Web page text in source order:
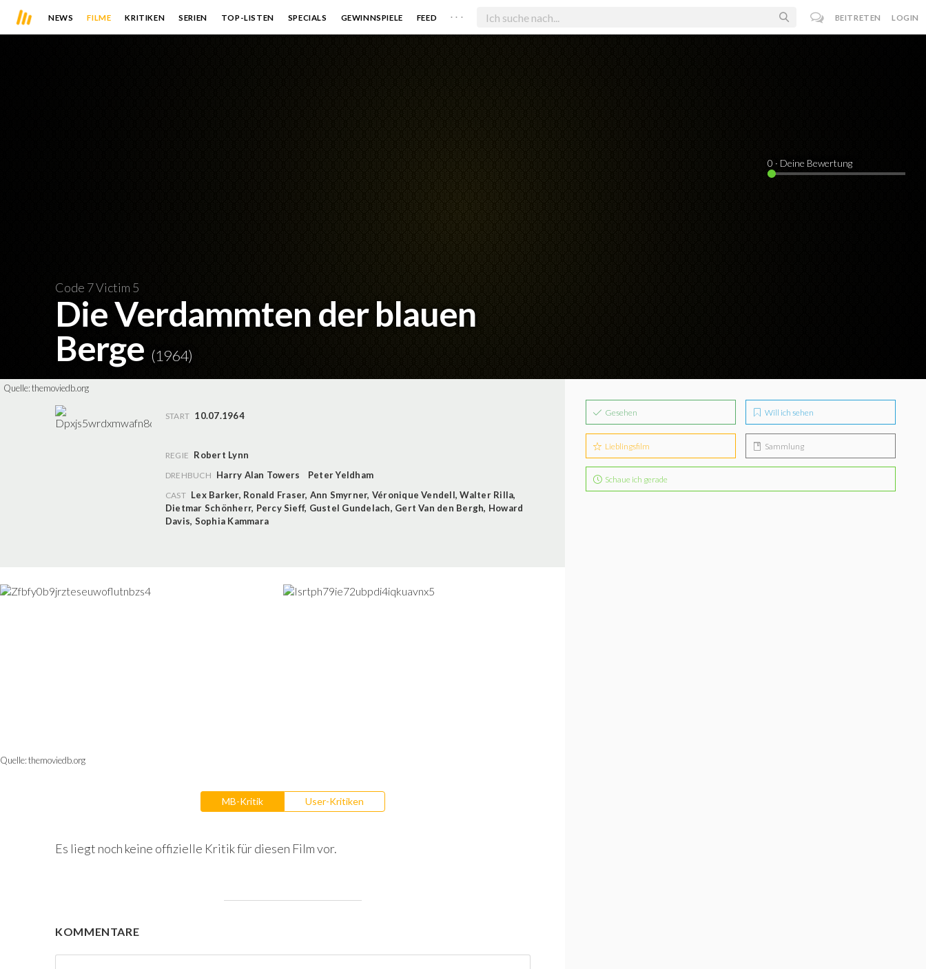
NEWS FILME KRITIKEN SERIEN TOP-LISTEN SPECIALS GEWINNSPIELE FEED . . . BEITRETEN LOGIN
Code 7 Victim 5
Die Verdammten der blauen
Berge (1964)
0 · Deine Bewertung
Quelle:themoviedb.org
START 10.07.1964
REGIE Robert Lynn
DREHBUCH Harry Alan Towers Peter Yeldham
CAST Lex Barker, Ronald Fraser, Ann Smyrner, Véronique Vendell,Walter Rilla,
Dietmar Schönherr, Percy Sieff, Gustel Gundelach, Gert Van den Bergh, Howard
Davis, Sophia Kammara
Quelle:themoviedb.org
MB-Kritik User-Kritiken
Es liegt noch keine offizielle Kritik für diesen Film vor.
KOMMENTARE
Gesehen Will ich sehen
Lieblingsfilm Sammlung
Schaue ich gerade